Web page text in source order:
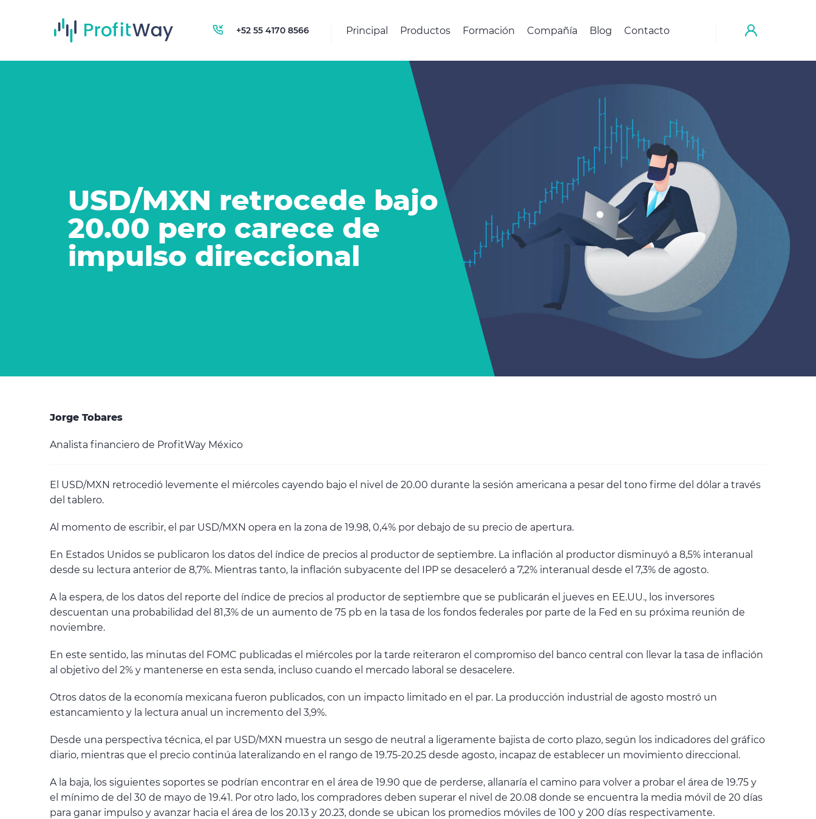
USD/MXN retrocede bajo
20.00 pero carece de
impulso direccional
Jorge Tobares
Analista financiero de ProfitWay México
El USD/MXN retrocedió levemente el miércoles cayendo bajo el nivel de 20.00 durante la sesión americana a pesar del tono firme del dólar a través
del tablero.
Al momento de escribir, el par USD/MXN opera en la zona de 19.98, 0,4% por debajo de su precio de apertura.
En Estados Unidos se publicaron los datos del índice de precios al productor de septiembre. La inflación al productor disminuyó a 8,5% interanual
desde su lectura anterior de 8,7%. Mientras tanto, la inflación subyacente del IPP se desaceleró a 7,2% interanual desde el 7,3% de agosto.
A la espera, de los datos del reporte del índice de precios al productor de septiembre que se publicarán el jueves en EE.UU., los inversores
descuentan una probabilidad del 81,3% de un aumento de 75 pb en la tasa de los fondos federales por parte de la Fed en su próxima reunión de
noviembre.
En este sentido, las minutas del FOMC publicadas el miércoles por la tarde reiteraron el compromiso del banco central con llevar la tasa de inflación
al objetivo del 2% y mantenerse en esta senda, incluso cuando el mercado laboral se desacelere.
Otros datos de la economía mexicana fueron publicados, con un impacto limitado en el par. La producción industrial de agosto mostró un
estancamiento y la lectura anual un incremento del 3,9%.
Desde una perspectiva técnica, el par USD/MXN muestra un sesgo de neutral a ligeramente bajista de corto plazo, según los indicadores del gráfico
diario, mientras que el precio continúa lateralizando en el rango de 19.75-20.25 desde agosto, incapaz de establecer un movimiento direccional.
A la baja, los siguientes soportes se podrían encontrar en el área de 19.90 que de perderse, allanaría el camino para volver a probar el área de 19.75 y
el mínimo de del 30 de mayo de 19.41. Por otro lado, los compradores deben superar el nivel de 20.08 donde se encuentra la media móvil de 20 días
para ganar impulso y avanzar hacia el área de los 20.13 y 20.23, donde se ubican los promedios móviles de 100 y 200 días respectivamente.
+52 55 4170 8566 Principal Productos Formación Compañía Blog Contacto